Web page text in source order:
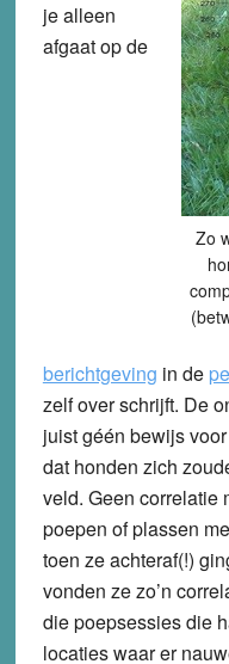
Zo
je alleen
afgaat op de
berichtgeving in de
zelf over schrijft. De
juist géén bewijs
dat honden zich
veld. Geen correlatie
poepen of plassen
toen ze achteraf(!)
vonden ze zo’n
die poepsessies die
locaties waar er